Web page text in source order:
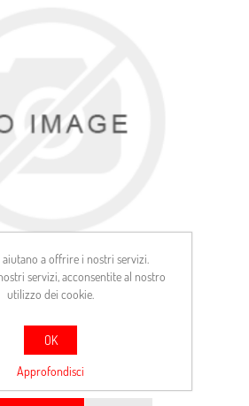
5
aiutano a offrire i nostri servizi.
servizi, acconsentite al nostro
utilizzo dei cookie.
OK
Approfondisci